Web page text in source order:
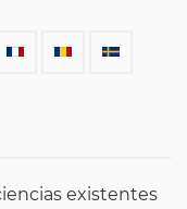
existentes